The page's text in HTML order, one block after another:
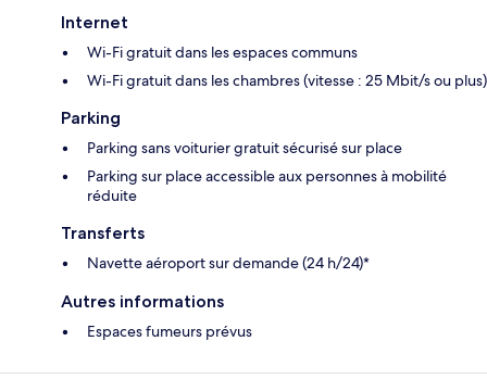
Internet
Wi-Fi gratuit dans les espaces communs
Wi-Fi gratuit dans les chambres (vitesse : 25 Mbit/s ou plus)
Parking
Parking sans voiturier gratuit sécurisé sur place
Parking sur place accessible aux personnes à mobilité
réduite
Transferts
Navette aéroport sur demande (24 h/24)*
Autres informations
Espaces fumeurs prévus